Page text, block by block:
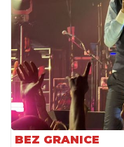
BEZ GRANICE